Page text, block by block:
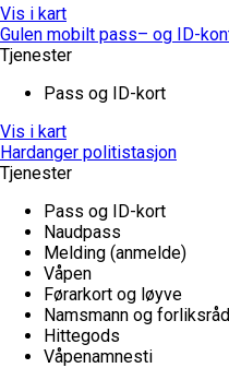
Vis i kart
Gulen mobilt pass– og ID-
Tjenester
Pass og ID-kort
Vis i kart
Hardanger politistasjon
Tjenester
Pass og ID-kort
Naudpass
Melding (anmelde)
Våpen
Førarkort og løyve
Namsmann og forliksråd
Hittegods
Våpenamnesti